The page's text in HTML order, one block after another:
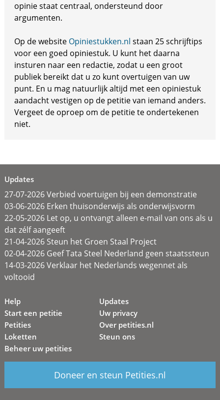
opinie staat centraal, ondersteund door
argumenten.
Op de website Opiniestukken.nl staan 25 schrijftips
voor een goed opiniestuk. U kunt het daarna
insturen naar een redactie, zodat u een groot
publiek bereikt dat u zo kunt overtuigen van uw
punt. En u mag natuurlijk altijd met een opiniestuk
aandacht vestigen op de petitie van iemand anders.
Vergeet de oproep om de petitie te ondertekenen
niet.
Updates
27-07-2026 Verbied voertuigen bij een demonstratie
03-06-2026 Erken thuisonderwijs als onderwijsvorm
22-05-2026 Let op, u ontvangt alleen e-mail van ons als u
dat zélf aangeeft
21-04-2026 Steun het Groen Staal Project
02-04-2026 Geef Tata Steel Nederland geen staatssteun
14-03-2026 Verklaar het Nederlands wegennet als
voltooid
Help
Start een petitie
Petities
Loketten
Beheer uw petities
Updates
Uw privacy
Over petities.nl
Steun ons
Doneer en steun Petities.nl